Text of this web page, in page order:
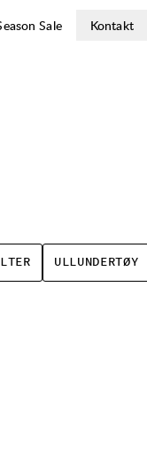
Sale Kontakt
ULLUNDERTØY